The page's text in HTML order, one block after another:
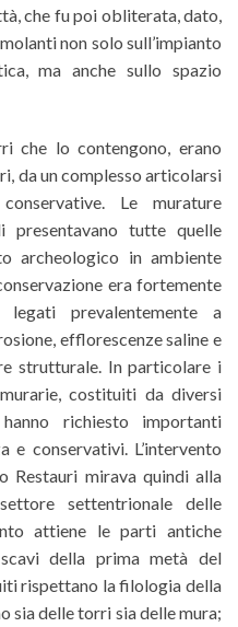
che fu poi obliterata, dato,
non solo sull’impianto
ma anche sullo spazio
lo contengono, erano
da un complesso articolarsi
Le murature
presentavano tutte quelle
archeologico in ambiente
era fortemente
prevalentemente a
efflorescenze saline e
strutturale. In particolare i
costituiti da diversi
richiesto importanti
e conservativi. L’intervento
Restauri mirava quindi alla
settentrionale delle
attiene le parti antiche
della prima metà del
rispettano la filologia della
sia delle torri sia delle mura;